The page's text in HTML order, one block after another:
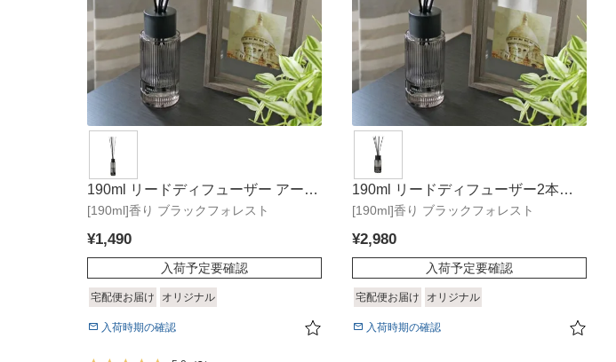
[190ml]香り ブラックフォレスト
190ml リードディフューザー アーバ
ン
¥1,490
入荷予定要確認
宅配便お届け オリジナル
入荷時期の確認
[190ml]香り ブラックフォレスト
190ml リードディフューザー2本セ
ット アーバン
¥2,980
入荷予定要確認
宅配便お届け オリジナル
入荷時期の確認